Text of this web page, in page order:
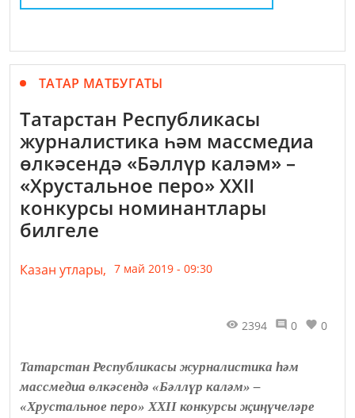
ТАТАР МАТБУГАТЫ
Татарстан Республикасы
журналистика һәм массмедиа
өлкәсендә «Бәллүр каләм» –
«Хрустальное перо» XXII
конкурсы номинантлары
билгеле
Казан утлары, 7 май 2019 - 09:30
2394 0 0
Татарстан Республикасы журналистика һәм
массмедиа өлкәсендә «Бәллүр каләм» –
«Хрустальное перо» XXII конкурсы җиңүчеләре